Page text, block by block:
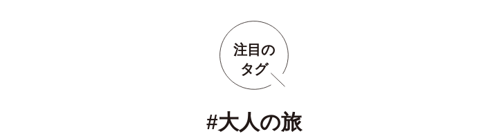
注目の
タグ
#大人の旅